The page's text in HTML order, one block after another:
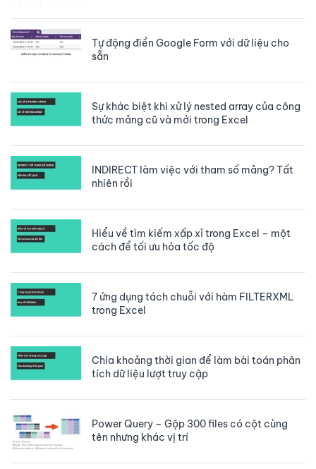
Tự động điền Google Form với dữ liệu cho
sẵn
Sự khác biệt khi xử lý nested array của công
thức mảng cũ và mới trong Excel
INDIRECT làm việc với tham số mảng? Tất
nhiên rồi
Hiểu về tìm kiếm xấp xỉ trong Excel – một
cách để tối ưu hóa tốc độ
7 ứng dụng tách chuỗi với hàm FILTERXML
trong Excel
Chia khoảng thời gian để làm bài toán phân
tích dữ liệu lượt truy cập
Power Query – Gộp 300 files có cột cùng
tên nhưng khác vị trí